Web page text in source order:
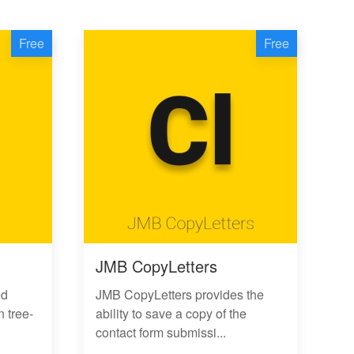
Free
tree-
Free
JMB CopyLetters
JMB CopyLetters provides the
ability to save a copy of the
contact form submissi...